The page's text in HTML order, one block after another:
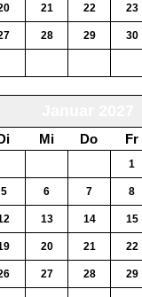
21 22 23
28 29 30
Mi Do Fr
1
5 6 7 8
13 14 15
20 21 22
27 28 29